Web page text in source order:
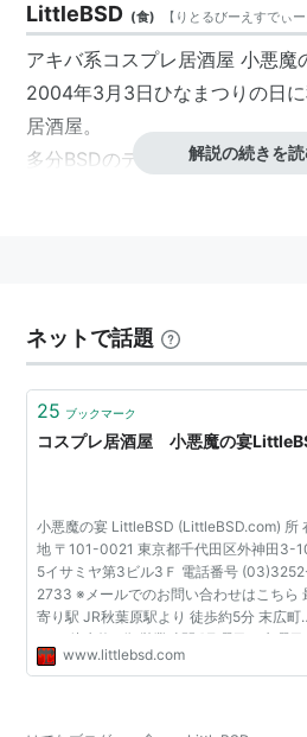
LittleBSD (食) 【 りとるびーえすでぃー
アキバ系コスプレ居酒屋 小悪魔
2004年3月3日ひなまつりの日
居酒屋。
多分BSDのデーモン君に掛けて
解説の続きを
ネットで話題
25 ブックマーク
コスプレ居酒屋 小悪魔の宴
小悪魔の宴 LittleBSD (LittleBSD.com) 所
地 〒101-0021 東京都千代田区外神田3-
5イサミヤ第3ビル3Ｆ 電話番号
2733 ※メールでのお問い合わせはこちら
寄り駅 JR秋葉原駅より 徒歩約5分 末広町
から 徒歩約3分 営業時間 [月曜日・水曜日
木曜日] 18:00～23:00 [金曜日・土曜日・祝
www.littlebsd.com